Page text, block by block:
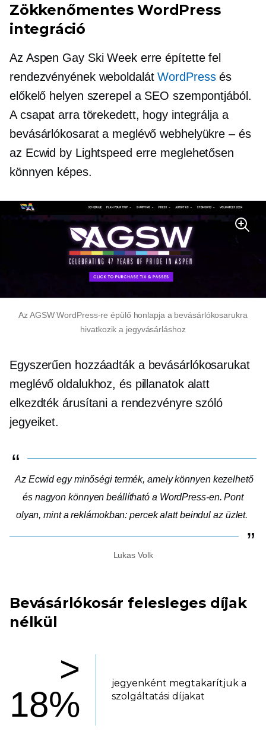
Zökkenőmentes WordPress
integráció
Az Aspen Gay Ski Week erre építette fel
rendezvényének weboldalátWordPressés
előkelő helyen szerepel a SEO szempontjából.
A csapat arra törekedett, hogy integrálja a
bevásárlókosarat a meglévő webhelyükre – és
az Ecwid by Lightspeed erre meglehetősen
könnyen képes.
Az AGSW WordPress-re épülő honlapja a bevásárlókosarukra
hivatkozik a jegyvásárláshoz
Egyszerűen hozzáadták a bevásárlókosarukat
meglévő oldalukhoz, és pillanatok alatt
elkezdték árusítani a rendezvényre szóló
jegyeiket.
Az Ecwid egy minőségi termék, amely könnyen kezelhető
és nagyon könnyen beállítható a WordPress-en. Pont
olyan, mint a reklámokban: percek alatt beindul az üzlet.
Lukas Volk
Bevásárlókosár felesleges díjak
nélkül
>
18%
jegyenként megtakarítjuk a
szolgáltatási díjakat